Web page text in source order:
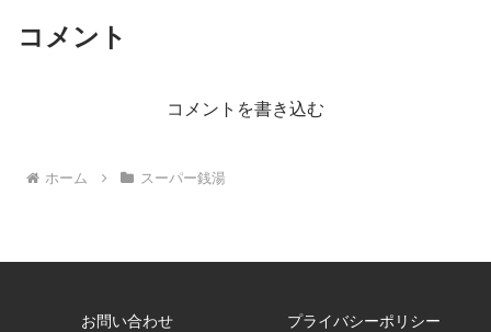
コメント
コメントを書き込む
ホーム スーパー銭湯
お問い合わせ
プライバシーポリシー